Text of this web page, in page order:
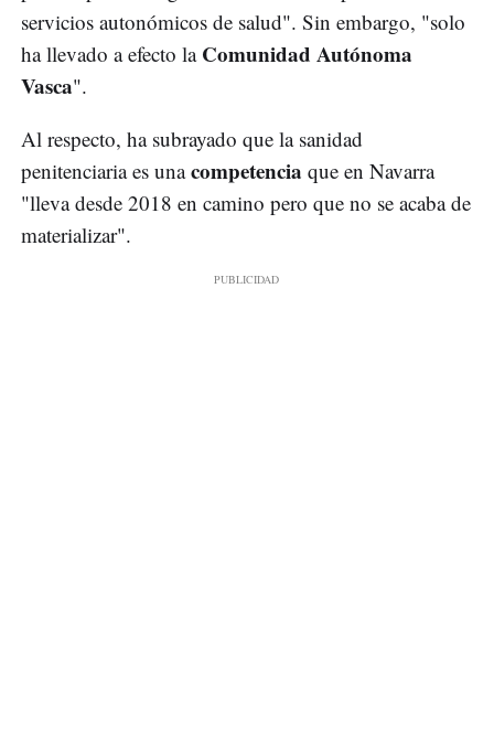
servicios autonómicos de salud". Sin embargo, "solo
ha llevado a efecto laComunidad Autónoma
Vasca".
Al respecto, ha subrayado que la sanidad
penitenciaria es unacompetencia que en Navarra
"lleva desde 2018 en camino pero que no se acaba de
materializar".